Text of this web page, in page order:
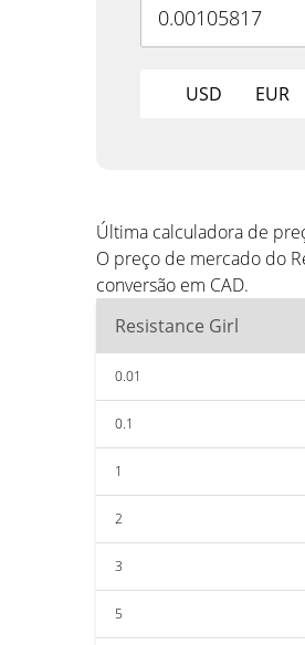
USD EUR
Última calculadora de
O preço de mercado do
conversão em CAD.
Resistance Girl
0.01
0.1
1
2
3
5